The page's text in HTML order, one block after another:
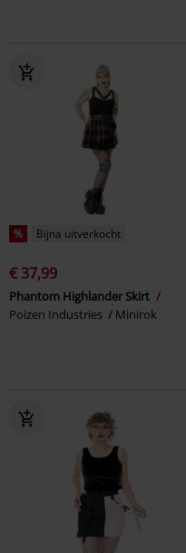
% Bijna uitverkocht
€ 37,99
Phantom Highlander Skirt
Poizen Industries
Minirok